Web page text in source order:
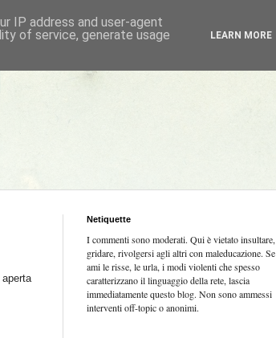
Netiquette
I commenti sono moderati. Qui è vietato insultare,
gridare, rivolgersi agli altri con maleducazione. Se
ami le risse, le urla, i modi violenti che spesso
caratterizzano il linguaggio della rete, lascia
immediatamente questo blog. Non sono ammessi
interventi off-topic o anonimi.
IP address and user-agent
of service, generate usage
LEARN MORE